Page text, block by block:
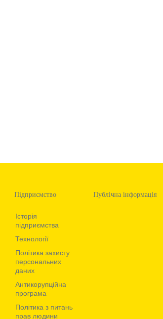
Підприємство
Iсторiя
підприємства
Технологiї
Політика захисту
персональних
даних
Антикорупційна
програма
Політика з питань
прав людини
Публічна інформація